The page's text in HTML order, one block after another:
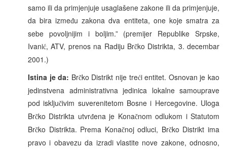
samo ili da primjenjuje usaglašene zakone ili da primjenjuje,
da bira između zakona dva entiteta, one koje smatra za
sebe povoljnijim i boljim.” (premijer Republike Srpske,
Ivanić, ATV, prenos na Radiju Brčko Distrikta, 3. decembar
2001.)
Istina je da: Brčko Distrikt nije treći entitet. Osnovan je kao
jedinstvena administrativna jedinica lokalne samouprave
pod isključivim suverenitetom Bosne i Hercegovine. Uloga
Brčko Distrikta utvrđena je Konačnom odlukom i Statutom
Brčko Distrikta. Prema Konačnoj odluci, Brčko Distrikt ima
pravo i obavezu da izradi vlastite nove zakone, odnosno,